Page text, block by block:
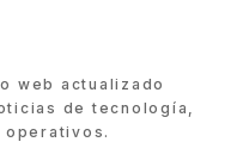
web actualizado
de tecnología,